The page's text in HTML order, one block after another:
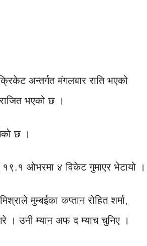
अन्तर्गत मंगलबार राति भएको
भएको छ ।
छ ।
१९.१ ओभरमा ४ विकेट गुमाएर भेटायो ।
मुम्बईका कप्तान रोहित शर्मा,
। उनी म्यान अफ द म्याच चुनिए ।